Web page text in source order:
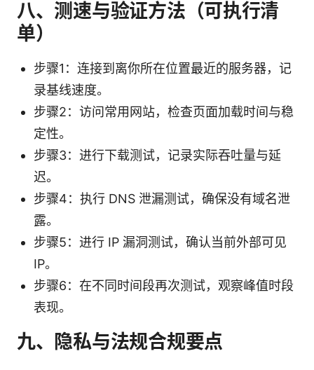
八、测速与验证方法（可执行清
单）
步骤1：连接到离你所在位置最近的服务器，记
录基线速度。
步骤2：访问常用网站，检查页面加载时间与稳
定性。
步骤3：进行下载测试，记录实际吞吐量与延
迟。
步骤4：执行 DNS 泄漏测试，确保没有域名泄
露。
步骤5：进行 IP 漏洞测试，确认当前外部可见
IP。
步骤6：在不同时间段再次测试，观察峰值时段
表现。
九、隐私与法规合规要点